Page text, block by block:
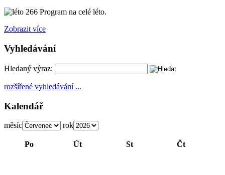
Program na celé léto.
Zobrazit více
Vyhledávání
Hledaný výraz:
rozšířené vyhledávání ...
Kalendář
měsíc rok
Po Út St Čt